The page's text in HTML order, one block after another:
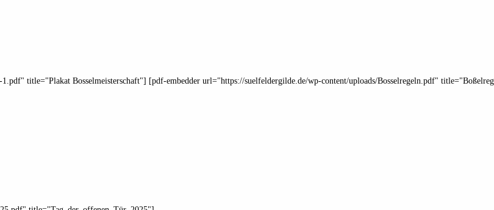
title="Plakat Bosselmeisterschaft"] [pdf-embedder url="https://suelfeldergilde.de/wp-content/uploads/Bosselregeln.pdf"